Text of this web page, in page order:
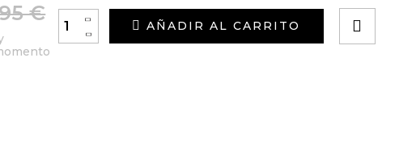
€
-
+
AÑADIR AL CARRITO